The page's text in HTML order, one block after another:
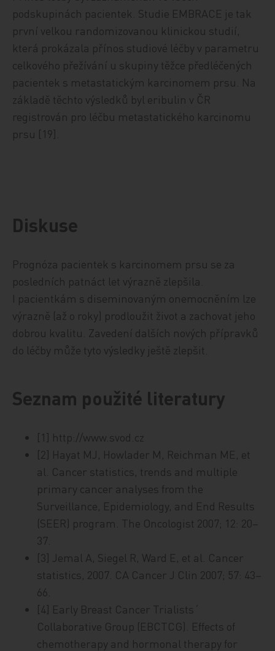
podskupinách pacientek. Studie EMBRACE je tak
první velkou randomizovanou klinickou studií,
která prokázala přínos studiové léčby v parametru
celkového přežívání u skupiny těžce předléčených
pacientek s metastatickým karcinomem prsu. Na
základě těchto výsledků byl eribulin v ČR
registrován pro léčbu metastatického karcinomu
prsu [19].
Diskuse
Prognóza pacientek s karcinomem prsu se za
posledních patnáct let výrazně zlepšila.
I pacientkám s diseminovaným onemocněním lze
výrazně (až o roky) prodloužit život a zachovat jeho
dobrou kvalitu. Zavedení dalších nových přípravků
do léčby může tyto výsledky ještě zlepšit.
Seznam použité literatury
[1] http://www.svod.cz
[2] Hayat MJ, Howlader M, Reichman ME, et
al. Cancer statistics, trends and multiple
primary cancer analyses from the
Surveillance, Epidemiology, and End Results
(SEER) program. The Oncologist 2007; 12: 20–
37.
[3] Jemal A, Siegel R, Ward E, et al. Cancer
statistics, 2007. CA Cancer J Clin 2007; 57: 43–
66.
[4] Early Breast Cancer Trialists´
Collaborative Group (EBCTCG). Effects of
chemotherapy and hormonal therapy for